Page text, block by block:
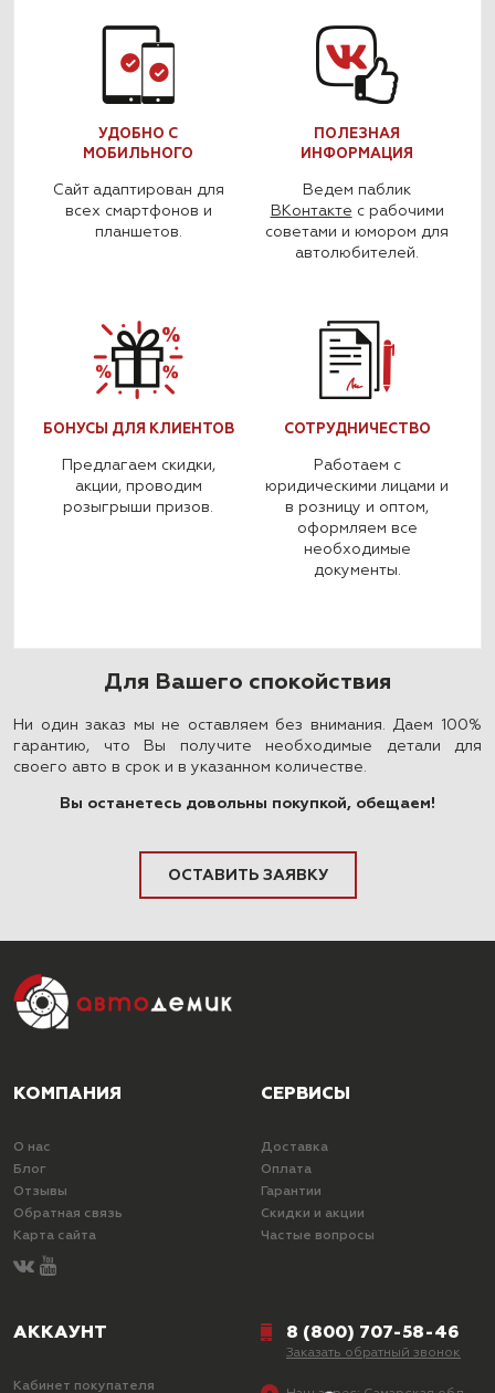
УДОБНО С
МОБИЛЬНОГО
Сайт адаптирован для
всех смартфонов и
планшетов.
ПОЛЕЗНАЯ
ИНФОРМАЦИЯ
Ведем паблик
ВКонтакте с рабочими
советами и юмором для
автолюбителей.
БОНУСЫ ДЛЯ КЛИЕНТОВ
Предлагаем скидки,
акции, проводим
розыгрыши призов.
СОТРУДНИЧЕСТВО
Работаем с
юридическими лицами и
в розницу и оптом,
оформляем все
необходимые
документы.
Для Вашего спокойствия
Ни один заказ мы не оставляем без внимания. Даем 100%
гарантию, что Вы получите необходимые детали для
своего авто в срок и в указанном количестве.
Вы останетесь довольны покупкой, обещаем!
ОСТАВИТЬ ЗАЯВКУ
КОМПАНИЯ
О нас
Блог
Отзывы
Обратная связь
Карта сайта
СЕРВИСЫ
Доставка
Оплата
Гарантии
Скидки и акции
Частые вопросы
АККАУНТ
Кабинет покупателя
8 (800) 707-58-46
Заказать обратный звонок